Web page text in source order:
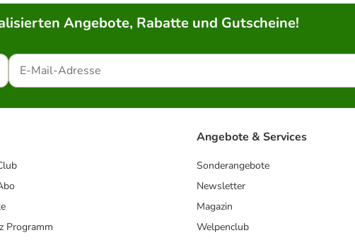
Angebote, Rabatte und Gutscheine!
Programm
Angebote & Services
Sonderangebote
Newsletter
Magazin
Welpenclub